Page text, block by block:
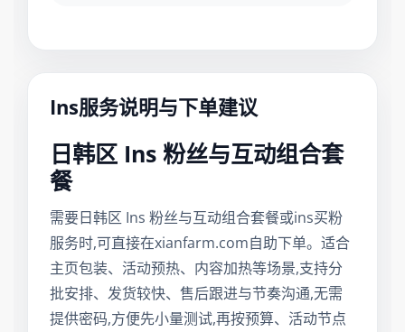
Ins服务说明与下单建议
日韩区 Ins 粉丝与互动组合套
餐
需要日韩区 Ins 粉丝与互动组合套餐或ins买粉
服务时,可直接在xianfarm.com自助下单。适合
主页包装、活动预热、内容加热等场景,支持分
批安排、发货较快、售后跟进与节奏沟通,无需
提供密码,方便先小量测试,再按预算、活动节点